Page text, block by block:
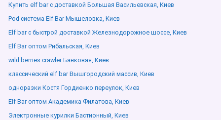
Купить elf bar с доставкой Большая Васильевская, Киев
Pod система Elf Bar Мышеловка, Киев
Elf bar с быстрой доставкой Железнодорожное шоссе, Киев
Elf Bar оптом Рибальская, Киев
wild berries crawler Банковая, Киев
классический elf bar Вышгородский массив, Киев
одноразки Костя Гордиенко переулок, Киев
Elf Bar оптом Академика Филатова, Киев
Электронные курилки Бастионный, Киев